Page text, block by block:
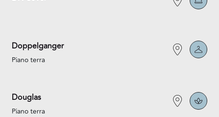
Doppelganger
Piano terra
Douglas
Piano terra